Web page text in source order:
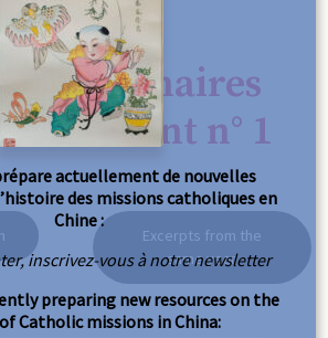
missionnaires
Orient n° 1
Excerpts from the
same year
actuellement de nouvelles
des missions catholiques en
Chine :
inscrivez-vous à notre newsletter
preparing new resources on the
Catholic missions in China: